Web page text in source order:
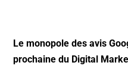
Le monopole des avis
prochaine du Digital